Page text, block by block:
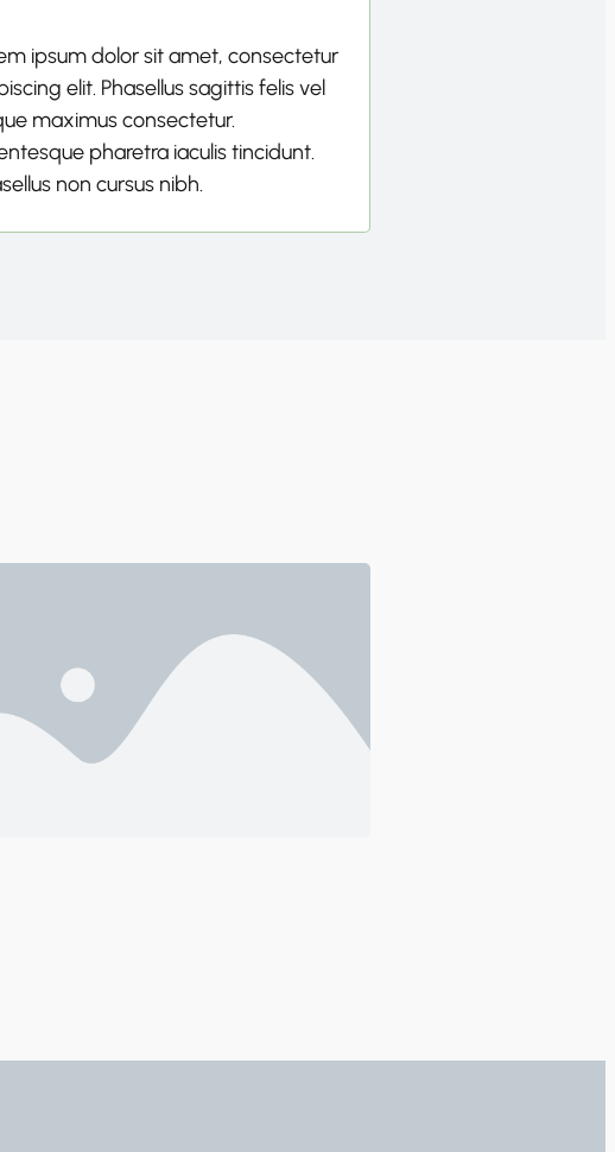
ipsum dolor sit amet, consectetur
elit. Phasellus sagittis felis vel
maximus consectetur.
pharetra iaculis tincidunt.
non cursus nibh.